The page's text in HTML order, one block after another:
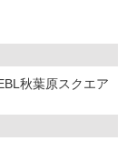
秋葉原スクエア